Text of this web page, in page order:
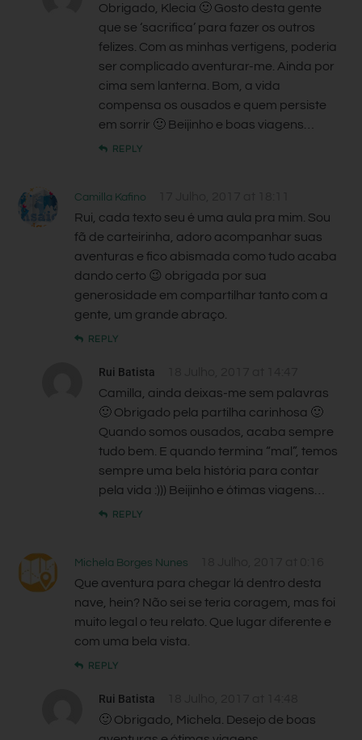
Obrigado, Klecia 🙂 Gosto desta gente
que se ‘sacrifica’ para fazer os outros
felizes. Com as minhas vertigens, poderia
ser complicado aventurar-me. Ainda por
cima sem lanterna. Bom, a vida
compensa os ousados e quem persiste
em sorrir 🙂 Beijinho e boas viagens…
REPLY
Camilla Kafino
Rui, cada texto seu é uma aula pra mim. Sou
fã de carteirinha, adoro acompanhar suas
aventuras e fico abismada como tudo acaba
dando certo 😉 obrigada por sua
generosidade em compartilhar tanto com a
gente, um grande abraço.
REPLY
Rui Batista
Camilla, ainda deixas-me sem palavras
🙂 Obrigado pela partilha carinhosa 🙂
Quando somos ousados, acaba sempre
tudo bem. E quando termina “mal”, temos
sempre uma bela história para contar
pela vida :))) Beijinho e ótimas viagens…
REPLY
Michela Borges Nunes
Que aventura para chegar lá dentro desta
nave, hein? Não sei se teria coragem, mas foi
muito legal o teu relato. Que lugar diferente e
com uma bela vista.
REPLY
Rui Batista
🙂 Obrigado, Michela. Desejo de boas